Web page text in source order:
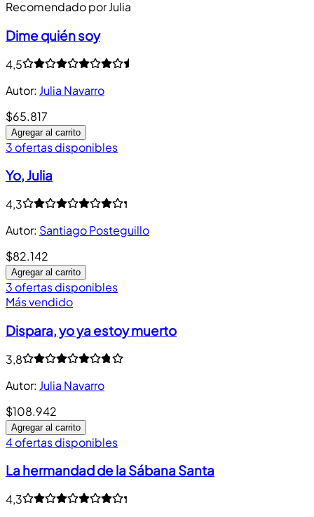
Recomendado por Julia
Dime quién soy
4,5
Autor: Julia Navarro
$65.817
Agregar al carrito
3 ofertas disponibles
Yo, Julia
4,3
Autor: Santiago Posteguillo
$82.142
Agregar al carrito
3 ofertas disponibles
Más vendido
Dispara, yo ya estoy muerto
3,8
Autor: Julia Navarro
$108.942
Agregar al carrito
4 ofertas disponibles
La hermandad de la Sábana Santa
4,3